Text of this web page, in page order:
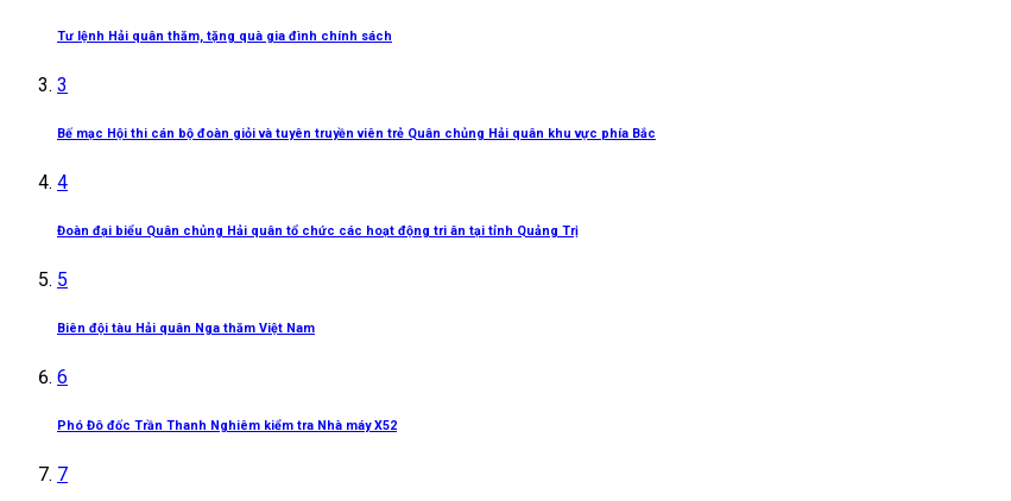
Tư lệnh Hải quân thăm, tặng quà gia đình chính sách
3
Bế mạc Hội thi cán bộ đoàn giỏi và tuyên truyền viên trẻ Quân chủng Hải quân khu vực phía Bắc
4
Đoàn đại biểu Quân chủng Hải quân tổ chức các hoạt động tri ân tại tỉnh Quảng Trị
5
Biên đội tàu Hải quân Nga thăm Việt Nam
6
Phó Đô đốc Trần Thanh Nghiêm kiểm tra Nhà máy X52
7